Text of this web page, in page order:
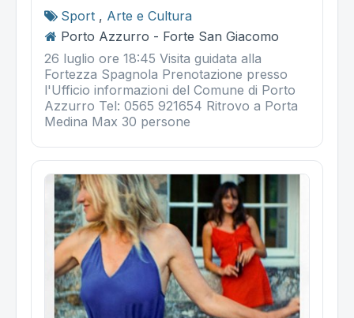
Sport , Arte e Cultura
Porto Azzurro - Forte San Giacomo
26 luglio ore 18:45 Visita guidata alla
Fortezza Spagnola Prenotazione presso
l'Ufficio informazioni del Comune di Porto
Azzurro Tel: 0565 921654 Ritrovo a Porta
Medina Max 30 persone